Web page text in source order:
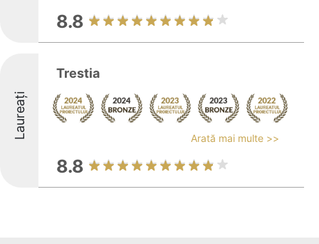
8.8
Laureați
Trestia
Arată mai multe >>
8.8